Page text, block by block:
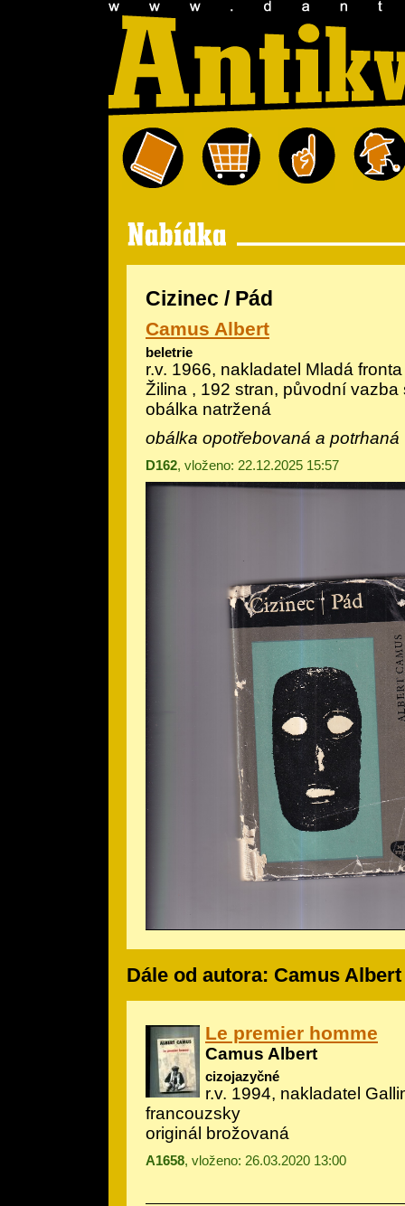
Cizinec / Pád
Camus Albert
beletrie
r.v. 1966, nakladatel Mladá
Žilina , 192 stran, původní vazba
obálka natržená
obálka opotřebovaná a potrhaná
D162, vloženo: 22.12.2025 15:57
Dále od autora: Camus Albert
Le premier homme
Camus Albert
cizojazyčné
r.v. 1994, nakladatel
francouzsky
originál brožovaná
A1658, vloženo: 26.03.2020 13:00